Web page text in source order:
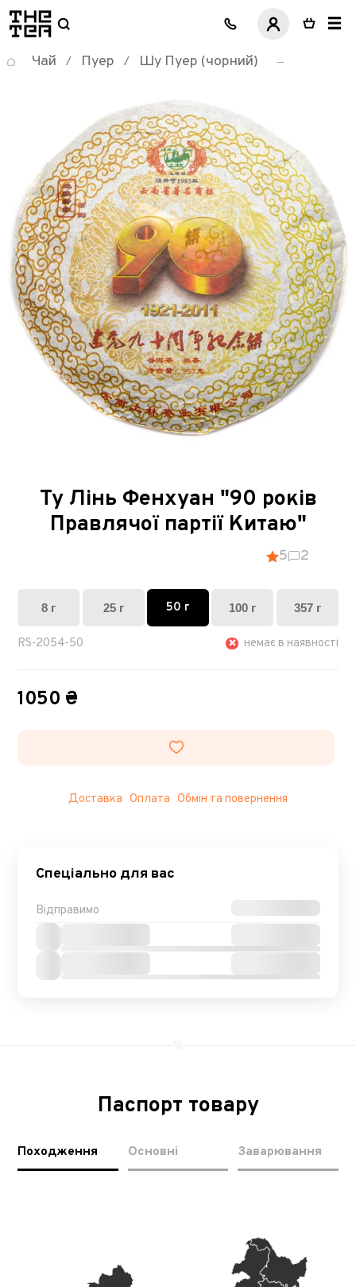
логотип
Чай / Пуер / Шу Пуер (чорний)
Ту Лінь Фенхуан "90 років
Правлячої партії Китаю"
5 2
8 г 25 г 50 г 100 г 357 г
RS-2054-50 немає в наявності
1050 ₴
Доставка Оплата Обмін та повернення
Спеціально для вас
Відправимо
Паспорт товару
Походження Основні Заварювання